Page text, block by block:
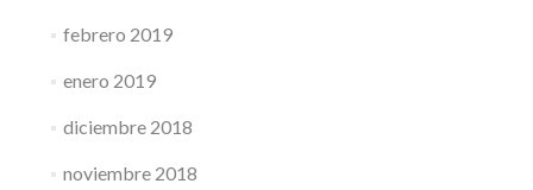
febrero 2019
enero 2019
diciembre 2018
noviembre 2018